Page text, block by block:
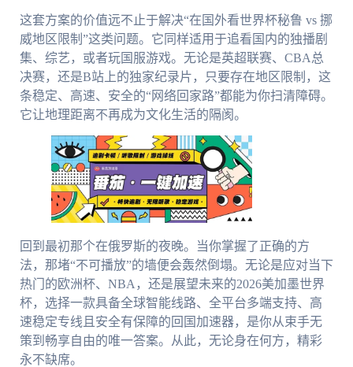
这套方案的价值远不止于解决“在国外看世界杯秘鲁 vs 挪
威地区限制”这类问题。它同样适用于追看国内的独播剧
集、综艺，或者玩国服游戏。无论是英超联赛、CBA总
决赛，还是B站上的独家纪录片，只要存在地区限制，这
条稳定、高速、安全的“网络回家路”都能为你扫清障碍。
它让地理距离不再成为文化生活的隔阂。
回到最初那个在俄罗斯的夜晚。当你掌握了正确的方
法，那堵“不可播放”的墙便会轰然倒塌。无论是应对当下
热门的欧洲杯、NBA，还是展望未来的2026美加墨世界
杯，选择一款具备全球智能线路、全平台多端支持、高
速稳定专线且安全有保障的回国加速器，是你从束手无
策到畅享自由的唯一答案。从此，无论身在何方，精彩
永不缺席。